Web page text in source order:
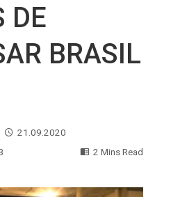
DE
BRASIL
21.09.2020
2 Mins Read